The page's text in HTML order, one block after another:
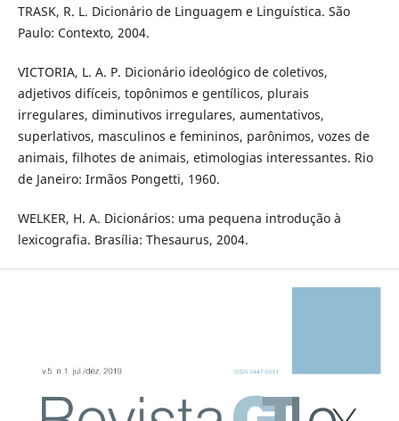
TRASK, R. L. Dicionário de Linguagem e Linguística. São
Paulo: Contexto, 2004.
VICTORIA, L. A. P. Dicionário ideológico de coletivos,
adjetivos difíceis, topônimos e gentílicos, plurais
irregulares, diminutivos irregulares, aumentativos,
superlativos, masculinos e femininos, parônimos, vozes de
animais, filhotes de animais, etimologias interessantes. Rio
de Janeiro: Irmãos Pongetti, 1960.
WELKER, H. A. Dicionários: uma pequena introdução à
lexicografia. Brasília: Thesaurus, 2004.